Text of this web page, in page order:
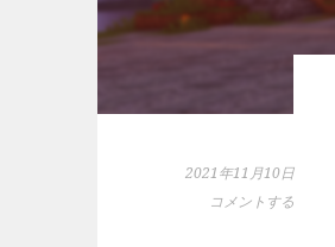
2021年11月10日
コメントする